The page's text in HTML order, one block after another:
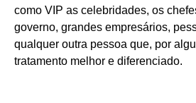
como VIP as celebridades, os
governo, grandes empresários,
qualquer outra pessoa que, por
tratamento melhor e diferenciado.